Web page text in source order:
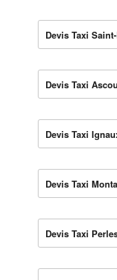
Devis Taxi
Devis Taxi Ascou
Devis Taxi
Devis Taxi
Devis Taxi